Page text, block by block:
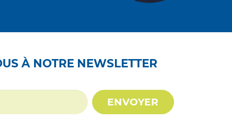
À NOTRE NEWSLETTER
ENVOYER